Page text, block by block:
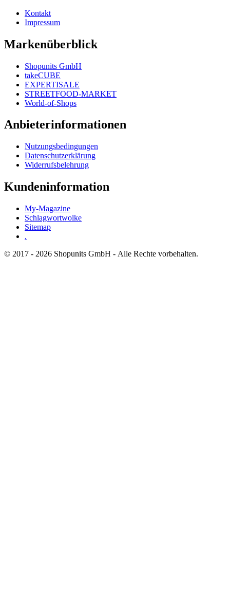
Kontakt
Impressum
Markenüberblick
Shopunits GmbH
takeCUBE
EXPERTISALE
STREETFOOD-MARKET
World-of-Shops
Anbieterinformationen
Nutzungsbedingungen
Datenschutzerklärung
Widerrufsbelehrung
Kundeninformation
My-Magazine
Schlagwortwolke
Sitemap
.
© 2017 - 2026 Shopunits GmbH - Alle Rechte vorbehalten.